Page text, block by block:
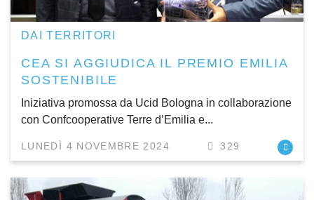
DAI TERRITORI
CEA SI AGGIUDICA IL PREMIO EMILIA
SOSTENIBILE
Iniziativa promossa da Ucid Bologna in collaborazione
con Confcooperative Terre d’Emilia e...
LUNEDÌ 4 NOVEMBRE 2024 329